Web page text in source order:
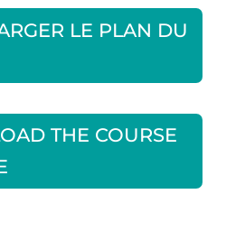
LE PLAN DU
THE COURSE